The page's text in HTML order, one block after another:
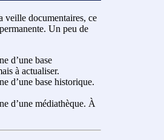
veille documentaires, ce
Un peu de
d’une base
à actualiser.
d’une base historique.
d’une médiathèque. À